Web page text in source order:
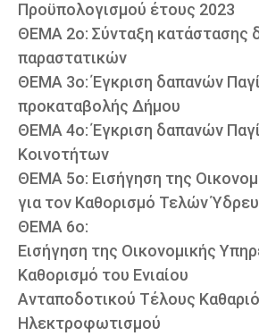
Προϋπολογισμού έτους 2023
ΘΕΜΑ 2ο: Σύνταξη κατάστασης
παραστατικών
ΘΕΜΑ 3ο: Έγκριση δαπανών
προκαταβολής Δήμου
ΘΕΜΑ 4ο: Έγκριση δαπανών
Κοινοτήτων
ΘΕΜΑ 5ο: Εισήγηση της
για τον Καθορισμό Τελών
ΘΕΜΑ 6ο:
Εισήγηση της Οικονομικής
Καθορισμό του Ενιαίου
Ανταποδοτικού Τέλους
Ηλεκτροφωτισμού